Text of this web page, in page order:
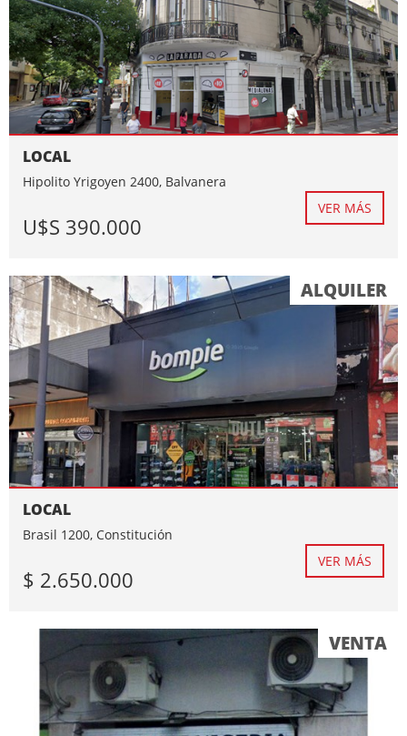
LOCAL
VER MÁS
Hipolito Yrigoyen 2400, Balvanera
U$S 390.000
ALQUILER
LOCAL
VER MÁS
Brasil 1200, Constitución
$ 2.650.000
VENTA